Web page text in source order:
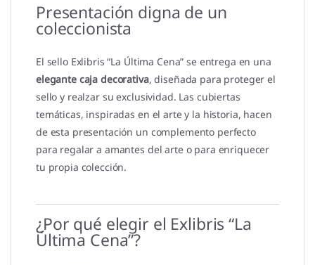
Presentación digna de un
coleccionista
El sello Exlibris “La Última Cena” se entrega en una
elegante caja decorativa, diseñada para proteger el
sello y realzar su exclusividad. Las cubiertas
temáticas, inspiradas en el arte y la historia, hacen
de esta presentación un complemento perfecto
para regalar a amantes del arte o para enriquecer
tu propia colección.
¿Por qué elegir el Exlibris “La
Última Cena”?